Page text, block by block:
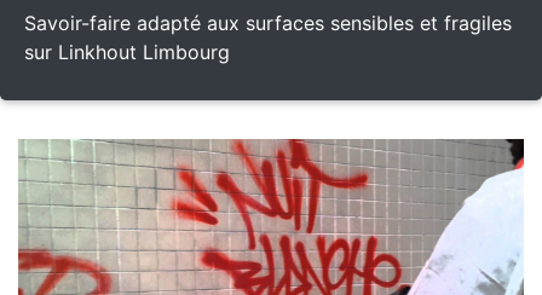
Savoir-faire adapté aux surfaces sensibles et fragiles
sur Linkhout Limbourg